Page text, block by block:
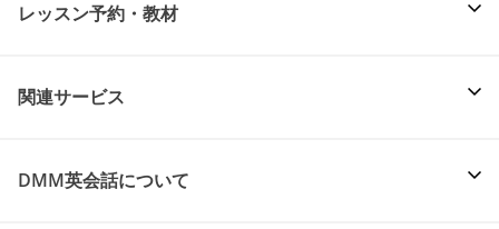
レッスン予約・教材
関連サービス
DMM英会話について